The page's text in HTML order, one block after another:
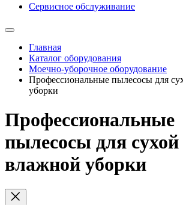
Сервисное обслуживание
Главная
Каталог оборудования
Моечно-уборочное оборудование
Профессиональные пылесосы для
уборки
Профессиональные
пылесосы для
влажной уборки